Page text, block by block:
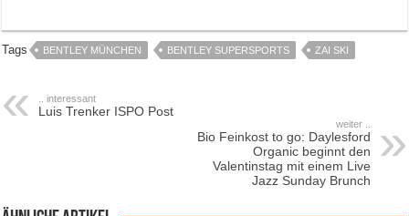
Tags BENTLEY MÜNCHEN BENTLEY SUPERSPORTS ZAI SKI
.. interessant
Luis Trenker ISPO Post
weiter ..
Bio Feinkost to go: Daylesford
Organic beginnt den
Valentinstag mit einem Live
Jazz Sunday Brunch